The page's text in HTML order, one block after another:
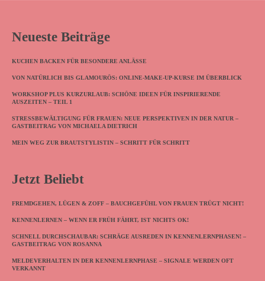
Neueste Beiträge
KUCHEN BACKEN FÜR BESONDERE ANLÄSSE
VON NATÜRLICH BIS GLAMOURÖS: ONLINE-MAKE-UP-KURSE IM ÜBERBLICK
WORKSHOP PLUS KURZURLAUB: SCHÖNE IDEEN FÜR INSPIRIERENDE
AUSZEITEN – TEIL 1
STRESSBEWÄLTIGUNG FÜR FRAUEN: NEUE PERSPEKTIVEN IN DER NATUR –
GASTBEITRAG VON MICHAELA DIETRICH
MEIN WEG ZUR BRAUTSTYLISTIN – SCHRITT FÜR SCHRITT
Jetzt Beliebt
FREMDGEHEN, LÜGEN & ZOFF – BAUCHGEFÜHL VON FRAUEN TRÜGT NICHT!
KENNENLERNEN – WENN ER FRÜH FÄHRT, IST NICHTS OK!
SCHNELL DURCHSCHAUBAR: SCHRÄGE AUSREDEN IN KENNENLERNPHASEN! –
GASTBEITRAG VON ROSANNA
MELDEVERHALTEN IN DER KENNENLERNPHASE – SIGNALE WERDEN OFT
VERKANNT